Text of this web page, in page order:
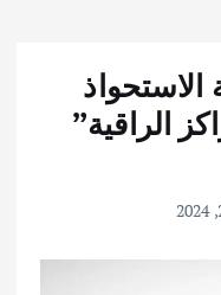
الاستحواذ
الراقية”